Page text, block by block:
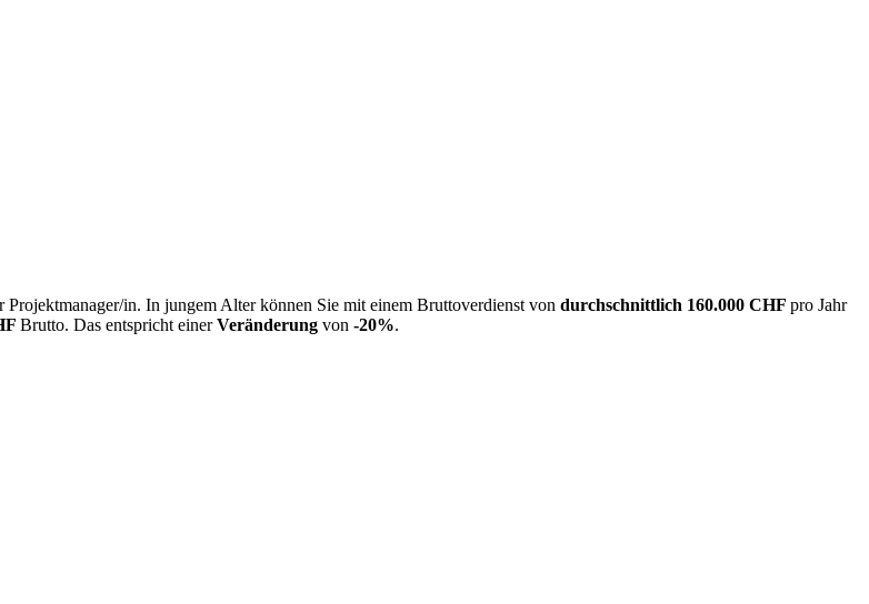
in. In jungem Alter können Sie mit einem Bruttoverdienst von durchschnittlich 160.000 CHF pro Jahr
Brutto. Das entspricht einerVeränderung von -20%.